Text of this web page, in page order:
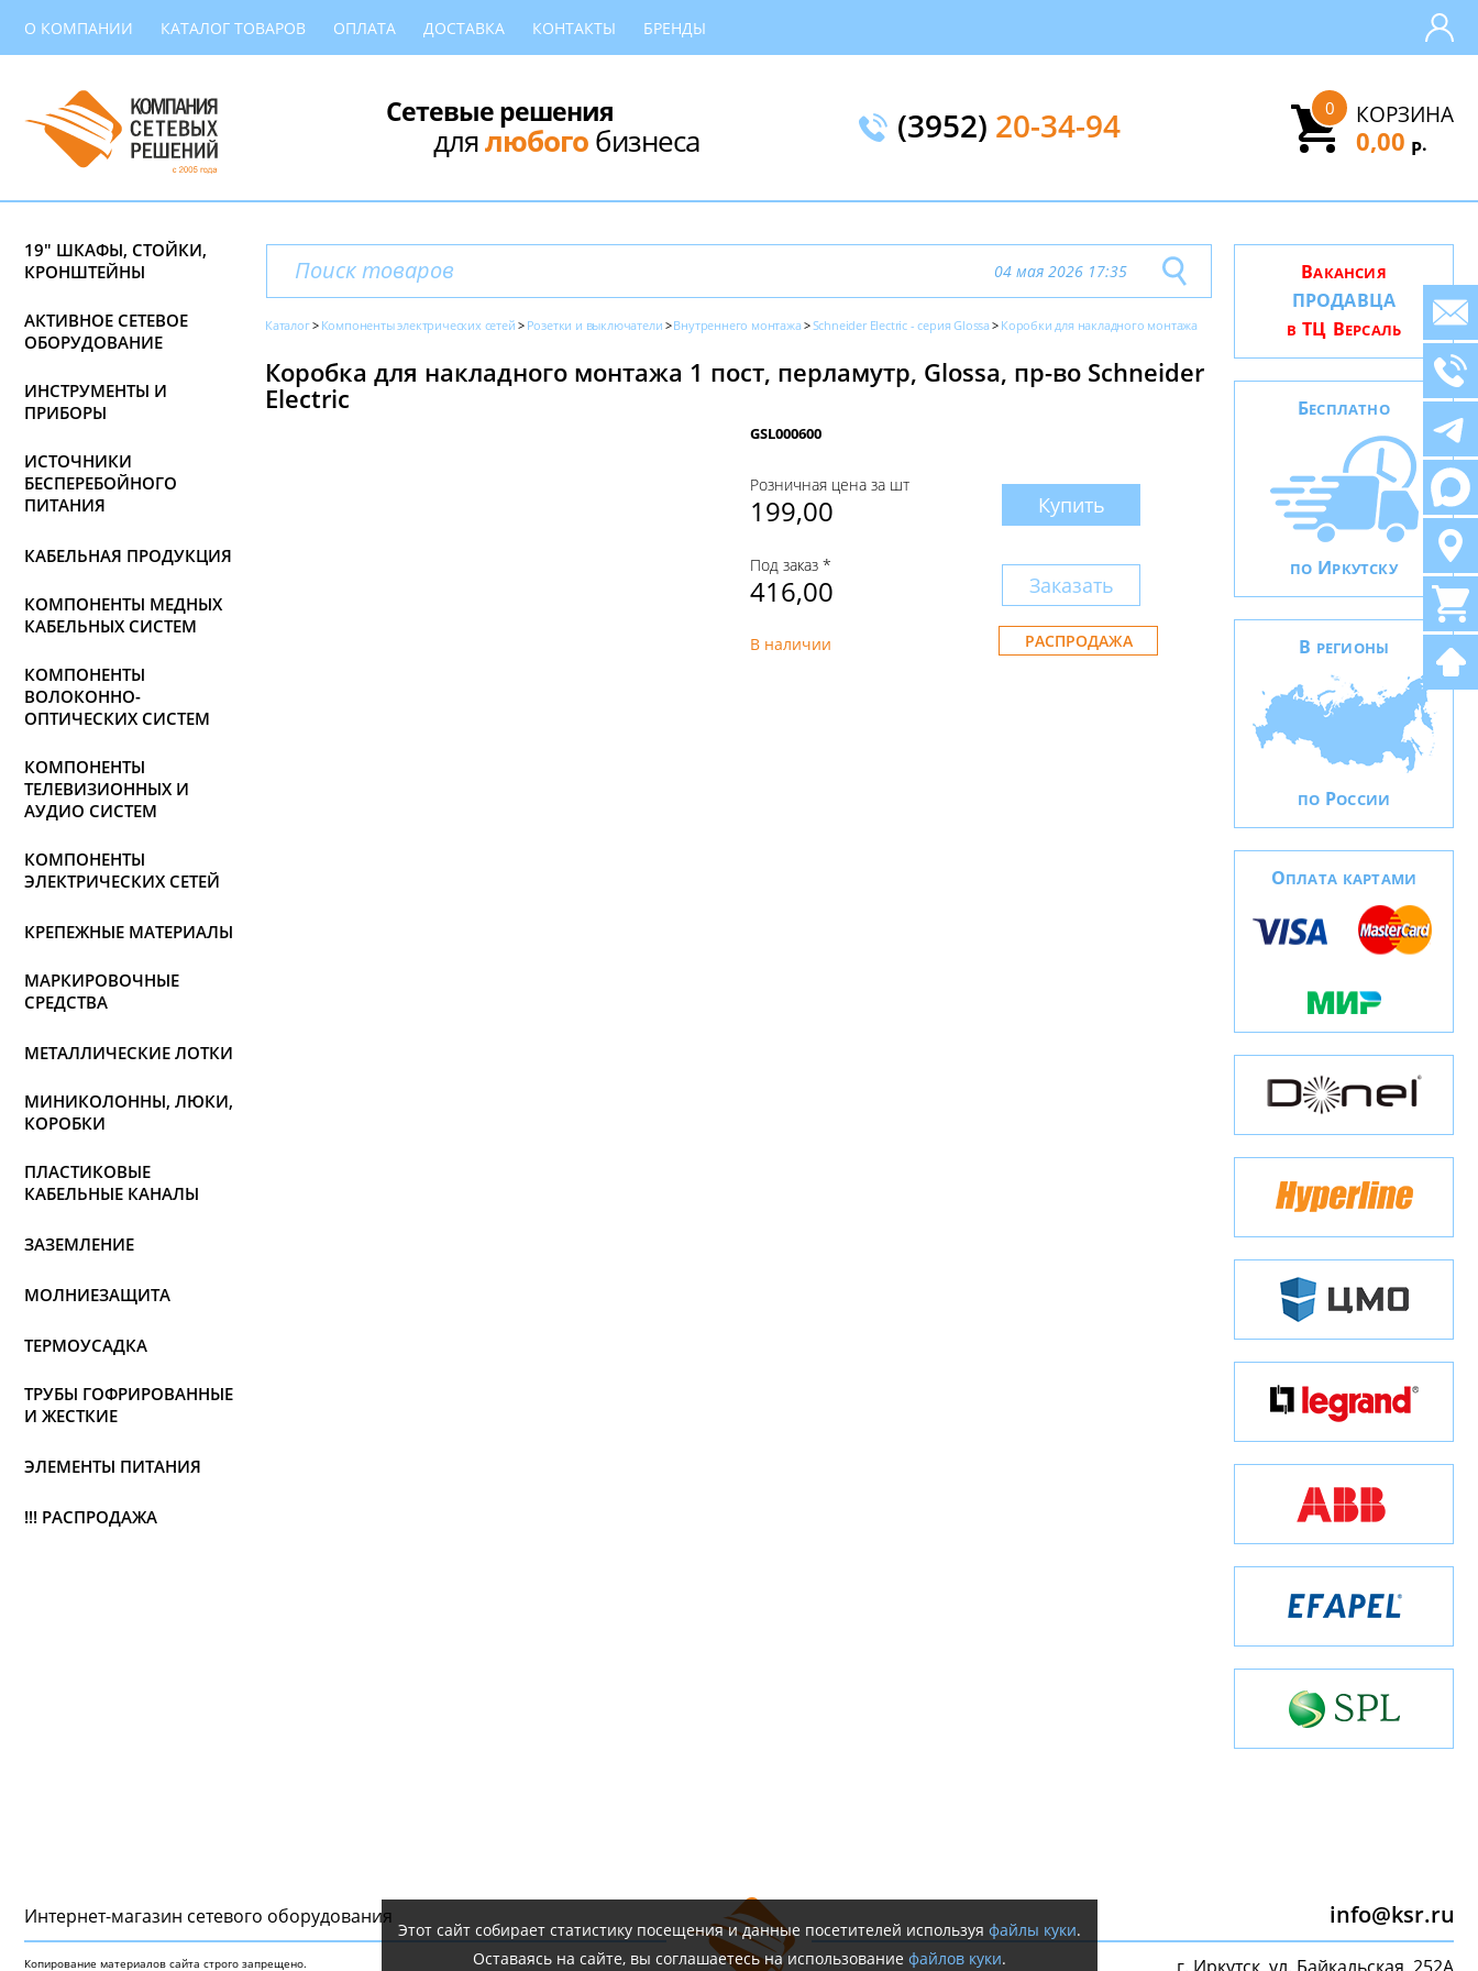
О КОМПАНИИ КАТАЛОГ ТОВАРОВ ОПЛАТА ДОСТАВКА КОНТАКТЫ БРЕНДЫ
Сетевые решения
длялюбогобизнеса (3952) 20-34-94 КОРЗИНА
0
0,00 Р.
19" ШКАФЫ, СТОЙКИ,
КРОНШТЕЙНЫ
АКТИВНОЕ СЕТЕВОЕ
ОБОРУДОВАНИЕ
ИНСТРУМЕНТЫ И
ПРИБОРЫ
ИСТОЧНИКИ
БЕСПЕРЕБОЙНОГО
ПИТАНИЯ
КАБЕЛЬНАЯ ПРОДУКЦИЯ
КОМПОНЕНТЫ МЕДНЫХ
КАБЕЛЬНЫХ СИСТЕМ
КОМПОНЕНТЫ
ВОЛОКОННО-
ОПТИЧЕСКИХ СИСТЕМ
КОМПОНЕНТЫ
ТЕЛЕВИЗИОННЫХ И
АУДИО СИСТЕМ
КОМПОНЕНТЫ
ЭЛЕКТРИЧЕСКИХ СЕТЕЙ
КРЕПЕЖНЫЕ МАТЕРИАЛЫ
МАРКИРОВОЧНЫЕ
СРЕДСТВА
МЕТАЛЛИЧЕСКИЕ ЛОТКИ
МИНИКОЛОННЫ, ЛЮКИ,
КОРОБКИ
ПЛАСТИКОВЫЕ
КАБЕЛЬНЫЕ КАНАЛЫ
ЗАЗЕМЛЕНИЕ
МОЛНИЕЗАЩИТА
ТЕРМОУСАДКА
ТРУБЫ ГОФРИРОВАННЫЕ
И ЖЕСТКИЕ
ЭЛЕМЕНТЫ ПИТАНИЯ
!!! РАСПРОДАЖА
04 мая 2026 17:35
Каталог Компоненты электрических сетей Розетки и выключатели Внутреннего монтажа Schneider Electric - серия Glossa Коробки для накладного монтажа
Коробка для накладного монтажа 1 пост, перламутр, Glossa, пр-во Schneider
Electric
GSL000600
Розничная цена за шт
199,00 Купить
Под заказ *
416,00 Заказать
В наличии РАСПРОДАЖА
ВАКАНСИЯ
ПРОДАВЦА
В ТЦ ВЕРСАЛЬ
БЕСПЛАТНО
ПО ИРКУТСКУ
В РЕГИОНЫ
ПО РОССИИ
ОПЛАТА КАРТАМИ
Интернет-магазин сетeвого оборудования
Копирование материалов сайта строго запрещено.
info@ksr.ru
Этот сайт собирает статистику посещения и данные посетителей используя файлы куки.
Оставаясь на сайте, вы соглашаетесь на использование файлов куки.